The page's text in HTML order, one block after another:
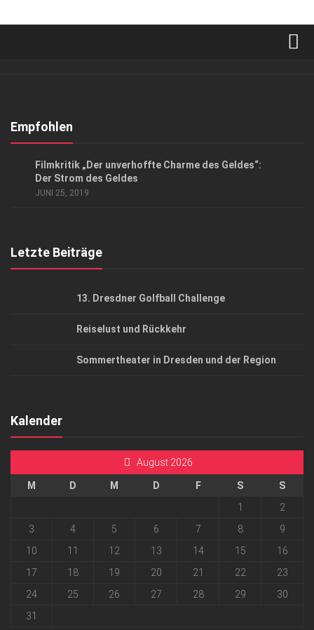
Kontakt, Impressum
Empfohlen
Filmkritik „Der unverhoffte Charme des Geldes“:
Der Strom des Geldes
JUNI 25, 2019
Letzte Beiträge
13. Dresdner Golfball Challenge
Reiselust und Rückkehr
Sommertheater in Dresden und der Region
Kalender
August 2026
M D M D F S
S
1
2
3
4 5 6 7 8
9
10
11 12 13 14 15
16
17
18 19 20 21 22
23
24
25 26 27 28 29
30
31